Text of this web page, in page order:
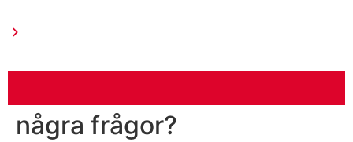
några frågor?